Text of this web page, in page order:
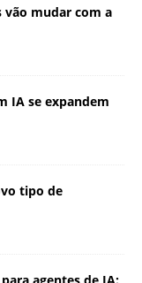
vão mudar com a
IA se expandem
tipo de